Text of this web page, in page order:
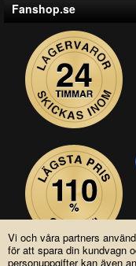
Vi och våra partners
för att spara din kundvagn
personuppgifter kan även
Fanshop.se